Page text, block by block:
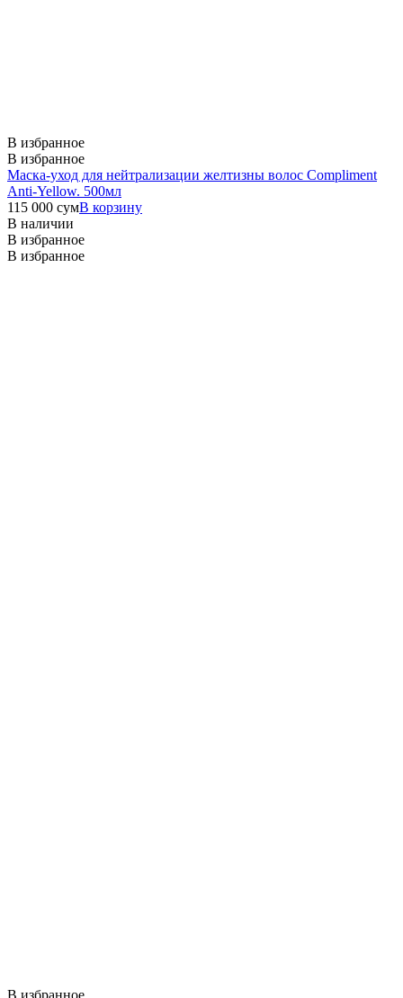
В избранное
В избранное
Маска-уход для нейтрализации желтизны волос Compliment
Anti-Yellow. 500мл
115 000 сумВ корзину
В наличии
В избранное
В избранное
В избранное